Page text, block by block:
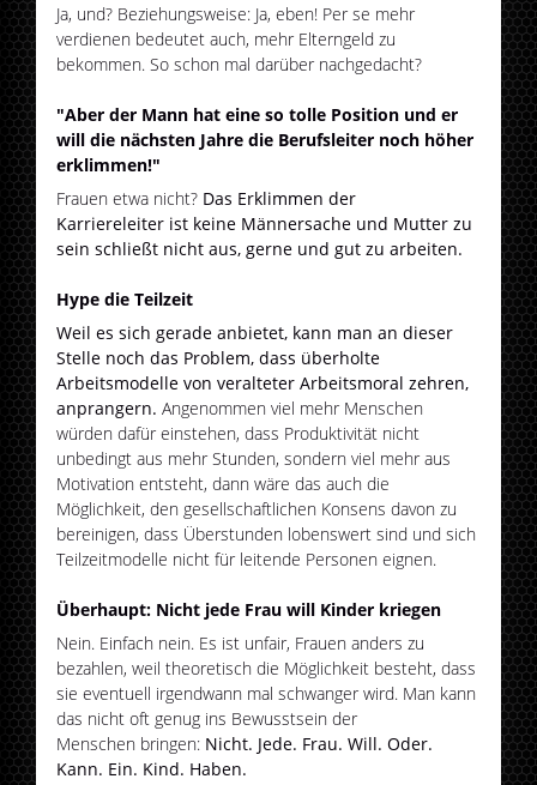
Ja, und? Beziehungsweise: Ja, eben! Per se mehr
verdienen bedeutet auch, mehr Elterngeld zu
bekommen. So schon mal darüber nachgedacht?
"Aber der Mann hat eine so tolle Position und er
will die nächsten Jahre die Berufsleiter noch höher
erklimmen!"
Frauen etwa nicht? Das Erklimmen der
Karriereleiter ist keine Männersache und Mutter zu
sein schließt nicht aus, gerne und gut zu arbeiten.
Hype die Teilzeit
Weil es sich gerade anbietet, kann man an dieser
Stelle noch das Problem, dass überholte
Arbeitsmodelle von veralteter Arbeitsmoral zehren,
anprangern.Angenommen viel mehr Menschen
würden dafür einstehen, dass Produktivität nicht
unbedingt aus mehr Stunden, sondern viel mehr aus
Motivation entsteht, dann wäre das auch die
Möglichkeit, den gesellschaftlichen Konsens davon zu
bereinigen, dass Überstunden lobenswert sind und sich
Teilzeitmodelle nicht für leitende Personen eignen.
Überhaupt: Nicht jede Frau will Kinder kriegen
Nein. Einfach nein. Es ist unfair, Frauen anders zu
bezahlen, weil theoretisch die Möglichkeit besteht, dass
sie eventuell irgendwann mal schwanger wird. Man kann
das nicht oft genug ins Bewusstsein der
Menschen bringen: Nicht. Jede. Frau. Will. Oder.
Kann. Ein. Kind. Haben.